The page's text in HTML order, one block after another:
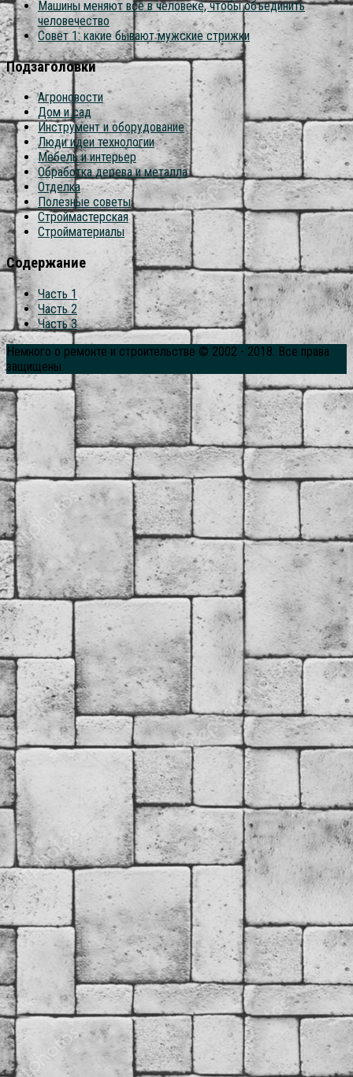
Машины меняют всё в человеке, чтобы объединить
человечество
Совет 1: какие бывают мужские стрижки
Подзаголовки
Агроновости
Дом и сад
Инструмент и оборудование
Люди идеи технологии
Мебель и интерьер
Обработка дерева и металла
Отделка
Полезные советы
Строймастерская
Стройматериалы
Содержание
Часть 1
Часть 2
Часть 3
Немного о ремонте и строительстве © 2002 - 2018. Все права
защищены.